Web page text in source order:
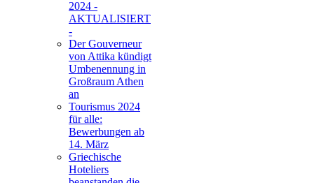
2024 -
AKTUALISIERT
-
Der Gouverneur
von Attika kündigt
Umbenennung in
Großraum Athen
an
Tourismus 2024
für alle:
Bewerbungen ab
14. März
Griechische
Hoteliers